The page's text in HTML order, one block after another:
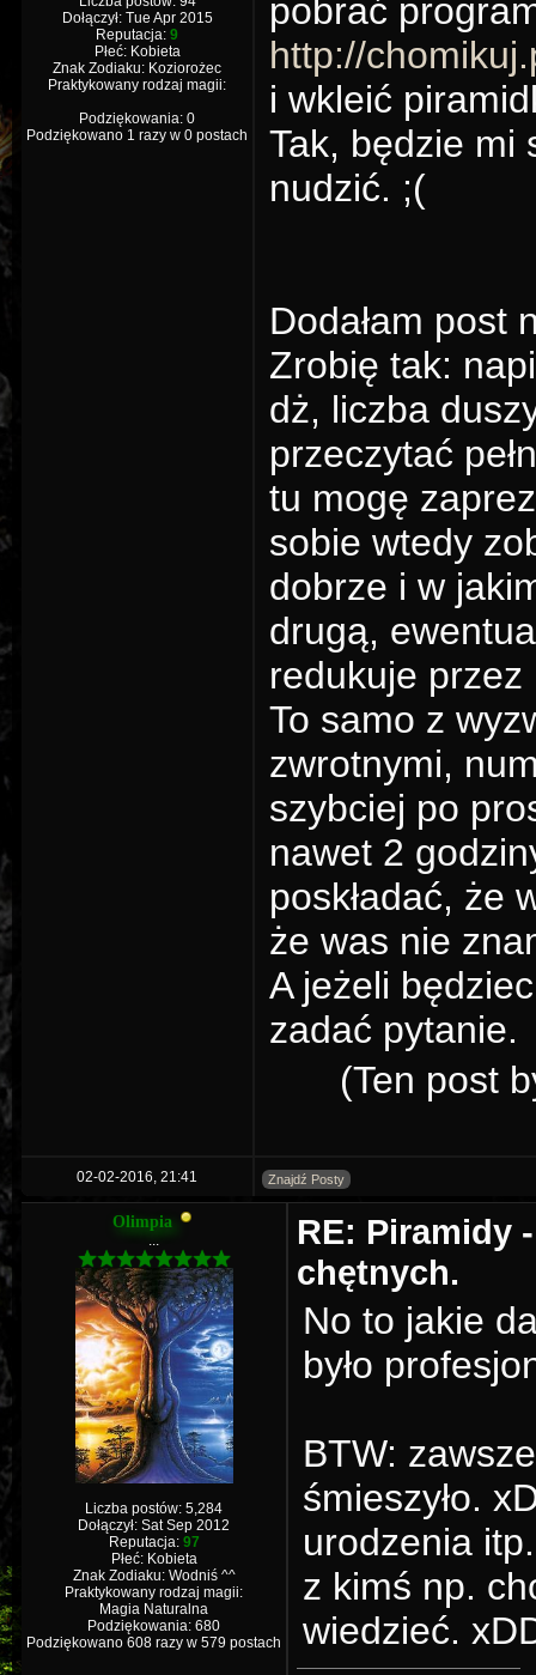
Dołączył: Tue Apr 2015
Reputacja: 9
Płeć: Kobieta
Znak Zodiaku: Koziorożec
Praktykowany rodzaj magii:
Podziękowania: 0
Podziękowano 1 razy w 0 postach
pobrać
http://
i wkleić
Tak, będzie mi
nudzić. ;(
Dodałam post
Zrobię tak:
dż, liczba
przeczytać
tu mogę
sobie wtedy
dobrze i w
drugą,
redukuje
To samo z
zwrotnymi,
szybciej po
nawet 2
poskładać, że
że was nie
A jeżeli
zadać pytanie.
(Ten post
02-02-2016, 21:41 Znajdź Posty
Olimpia
...
Liczba postów: 5,284
Dołączył: Sat Sep 2012
Reputacja: 97
Płeć: Kobieta
Znak Zodiaku: Wodniś ^^
Praktykowany rodzaj magii:
Magia Naturalna
Podziękowania: 680
Podziękowano 608 razy w 579 postach
RE: Piramidy
chętnych.
No to jakie
było
BTW:
śmieszyło.
urodzenia
z kimś np.
wiedzieć.